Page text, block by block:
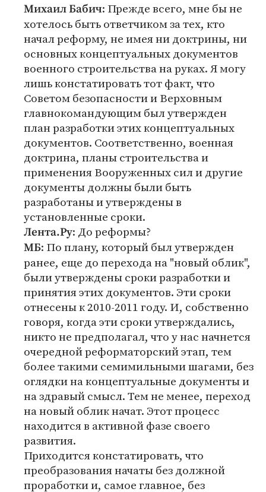
Михаил Бабич: Прежде всего, мне бы не
хотелось быть ответчиком за тех, кто
начал реформу, не имея ни доктрины, ни
основных концептуальных документов
военного строительства на руках. Я могу
лишь констатировать тот факт, что
Советом безопасности и Верховным
главнокомандующим был утвержден
план разработки этих концептуальных
документов. Соответственно, военная
доктрина, планы строительства и
применения Вооруженных сил и другие
документы должны были быть
разработаны и утверждены в
установленные сроки.
Лента.Ру: До реформы?
МБ: По плану, который был утвержден
ранее, еще до перехода на "новый облик",
были утверждены сроки разработки и
принятия этих документов. Эти сроки
отнесены к 2010-2011 году. И, собственно
говоря, когда эти сроки утверждались,
никто не предполагал, что у нас начнется
очередной реформаторский этап, тем
более такими семимильными шагами, без
оглядки на концептуальные документы и
на здравый смысл. Тем не менее, переход
на новый облик начат. Этот процесс
находится в активной фазе своего
развития.
Приходится констатировать, что
преобразования начаты без должной
проработки и, самое главное, без